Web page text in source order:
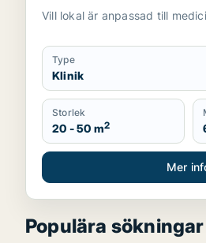
Vill lokal är anpassad till
Type
Klinik
Storlek
20 - 50 m2
Mer
Populära sökningar